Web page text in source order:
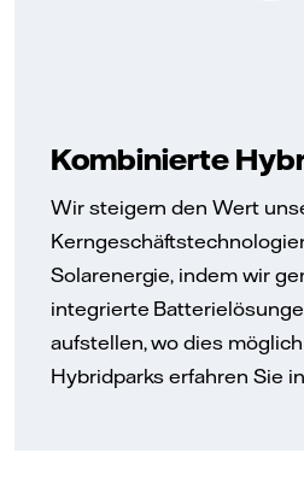
Kombinierte
Wir steigern den Wert
Solarenergie, indem wir
integrierte
aufstellen, wo dies
Hybridparks erfahren Sie